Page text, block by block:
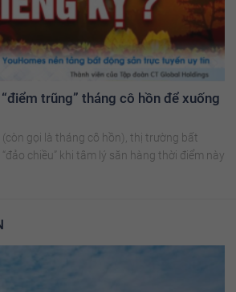
trũng” tháng cô hồn để xuống
(còn gọi là tháng cô hồn), thị trường bất
chiều” khi tâm lý săn hàng thời điểm này